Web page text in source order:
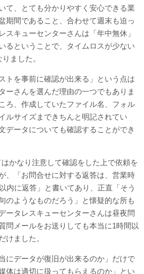
て、とても分かりやすく安心できる業
期間であること、合わせて週末も迫っ
スキューセンターさんは「年中無休」
るということで、タイムロスが少ない
ました。
トを事前に確認が出来る」という点は
ーさんを選んだ理由の一つでもありま
ろ、作成していたファイル名、フォル
ルサイズまできちんと明記されてい
データについても確認することができ
かなり注意して確認をした上で依頼を
、「お問合せに対する返答は、営業時
内に返答」と書いてあり、正直「そう
のようなものだろう」と懐疑的な所も
ータレスキューセンターさんは昼夜問
問メールをお送りしても本当に1時間以
けました。
にデータが復旧が出来るのか」だけで
体は適切に扱ってもらえるのか」とい